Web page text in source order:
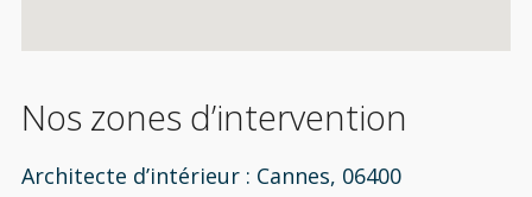
Nos zones d’intervention
Architecte d’intérieur : Cannes, 06400